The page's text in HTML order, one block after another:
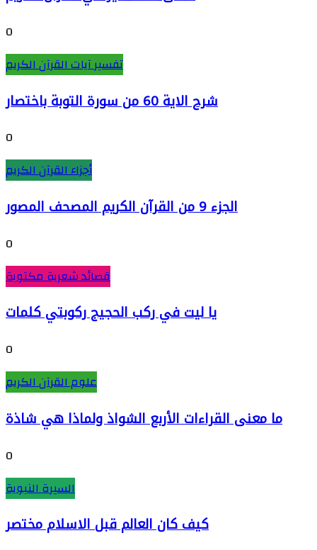
0
تفسير آيات القرآن الكريم
شرح الاية 60 من سورة التوبة باختصار
0
أجزاء القرآن الكريم
الجزء 9 من القرآن الكريم المصحف المصور
0
قصائد شعرية مكتوبة
يا ليت في ركب الحجيج ركوبتي كلمات
0
علوم القرآن الكريم
ما معنى القراءات الأربع الشواذ ولماذا هي شاذة
0
السيرة النبوية
كيف كان العالم قبل الاسلام مختصر